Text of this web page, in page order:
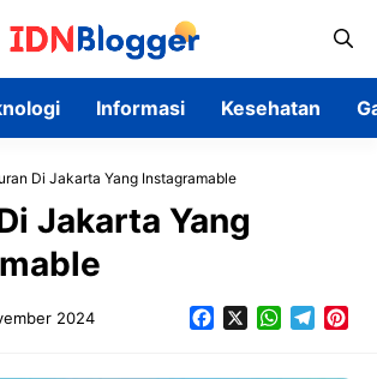
Informasi Kesehatan
Di Jakarta Yang Instagramable
Jakarta Yang
2024 FacebookWhatsApp